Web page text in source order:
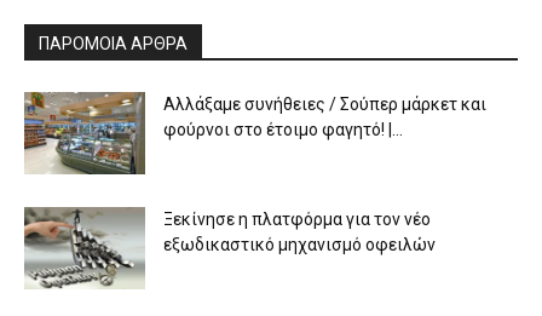
ΠΑΡΟΜΟΙΑ ΑΡΘΡΑ
Αλλάξαμε συνήθειες / Σούπερ μάρκετ και
φούρνοι στο έτοιμο φαγητό! |...
Ξεκίνησε η πλατφόρμα για τον νέο
εξωδικαστικό μηχανισμό οφειλών